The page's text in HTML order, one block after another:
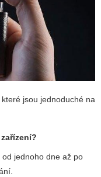
jsou jednoduché na
jednoho dne až po